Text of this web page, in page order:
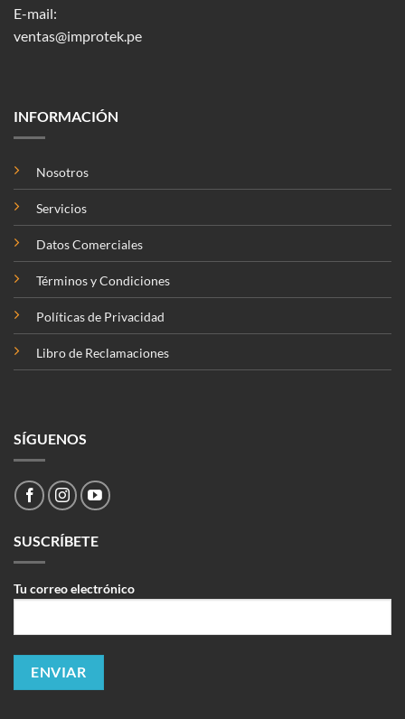
E-mail:
ventas@improtek.pe
INFORMACIÓN
Nosotros
Servicios
Datos Comerciales
Términos y Condiciones
Políticas de Privacidad
Libro de Reclamaciones
SÍGUENOS
SUSCRÍBETE
Tu correo electrónico